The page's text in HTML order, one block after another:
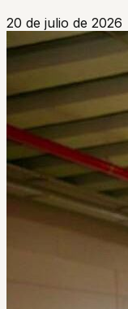
20 de julio de 2026